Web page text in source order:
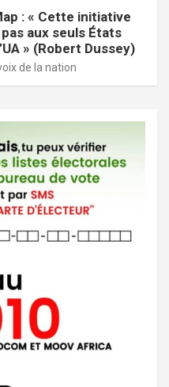
: « Cette initiative
aux seuls États
» (Robert Dussey)
de la nation